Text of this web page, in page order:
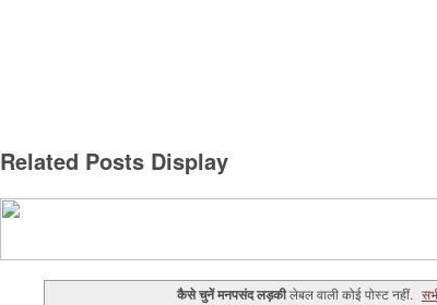
Related Posts Display
कैसे चुनें मनपसंद लड़कीलेबल वाली कोई पोस्ट नहीं.